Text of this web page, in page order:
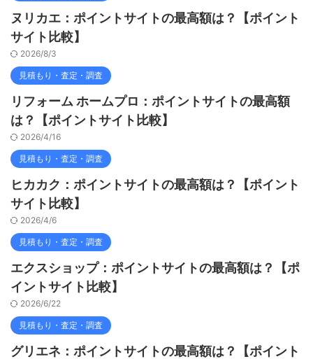
ヌリカエ：ポイントサイトの最高額は？【ポイント
サイト比較】
2026/8/3
見積もり・査定・調査
リフォーム ホームプロ：ポイントサイトの最高額
は？【ポイントサイト比較】
2026/4/16
見積もり・査定・調査
ヒカカク：ポイントサイトの最高額は？【ポイント
サイト比較】
2026/4/6
見積もり・査定・調査
エクスショップ：ポイントサイトの最高額は？【ポ
イントサイト比較】
2026/6/22
見積もり・査定・調査
グリエネ：ポイントサイトの最高額は？【ポイント